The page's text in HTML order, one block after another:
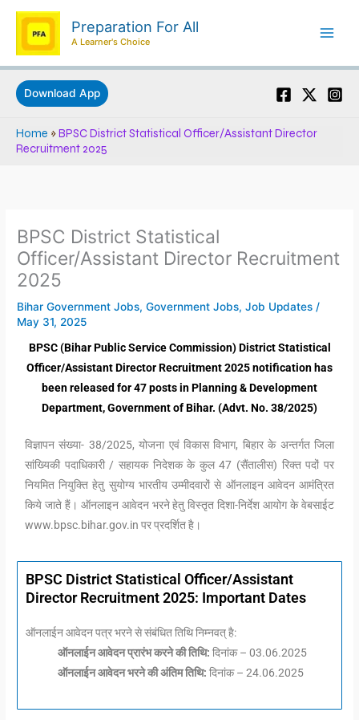
Skip
content
Preparation For All
A Learner's Choice
Download App
Home »BPSC District Statistical Officer/Assistant Director
Recruitment 2025
BPSC District Statistical
Officer/Assistant Director Recruitment
2025
Bihar Government Jobs,Government Jobs,Job Updates /
May 31, 2025
BPSC (Bihar Public Service Commission) District Statistical
Officer/Assistant Director Recruitment 2025 notification has
been released for 47 posts in Planning & Development
Department, Government of Bihar. (Advt. No. 38/2025)
विज्ञापन संख्या- 38/2025, योजना एवं विकास विभाग, बिहार के अन्तर्गत जिला
सांख्यिकी पदाधिकारी / सहायक निदेशक के कुल 47 (सैंतालीस) रिक्त पदों पर
नियमित नियुक्ति हेतु सुयोग्य भारतीय उम्मीदवारों से ऑनलाइन आवेदन आमंत्रित
किये जाते हैं। ऑनलाइन आवेदन भरने हेतु विस्तृत दिशा-निर्देश आयोग के वेबसाईट
www.bpsc.bihar.gov.in पर प्रदर्शित है।
BPSC District Statistical Officer/Assistant
Director Recruitment 2025: Important Dates
ऑनलाईन आवेदन पत्र भरने से संबंधित तिथि निम्नवत् है:
ऑनलाईन आवेदन प्रारंभ करने की तिथि: दिनांक – 03.06.2025
ऑनलाईन आवेदन भरने की अंतिम तिथि: दिनांक – 24.06.2025